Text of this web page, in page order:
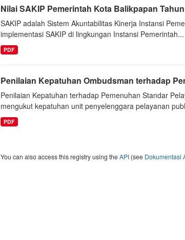
Nilai SAKIP Pemerintah Kota Balikpapan Tahun
SAKIP adalah Sistem Akuntabilitas Kinerja Instansi
implementasi SAKIP di lingkungan Instansi Pemerintah...
PDF
Penilaian Kepatuhan Ombudsman terhadap
Penilaian Kepatuhan terhadap Pemenuhan Standar
mengukut kepatuhan unit penyelenggara pelayanan
PDF
You can also access this registry using theAPI(see Dokumentasi